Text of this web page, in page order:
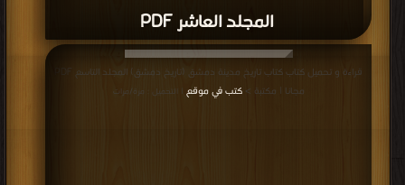
المجلد العاشر PDF
مجانا | مكتبة >كتب في موقع | التحميل : مرة/مرات